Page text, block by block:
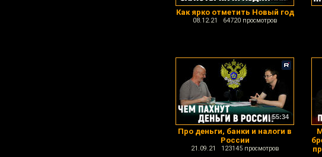
Как ярко отметить Новый год
08.12.21 64720 просмотров
55:34
Про деньги, банки и налоги в
России
21.09.21 123145 просмотров